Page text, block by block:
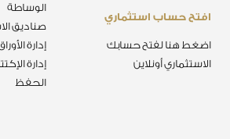
الوساطة
صناديق
إدارة
إدارة
الحفظ
افتح حساب استثماري
اضغط هنا لفتح حسابك
الاستثماري أونلاين